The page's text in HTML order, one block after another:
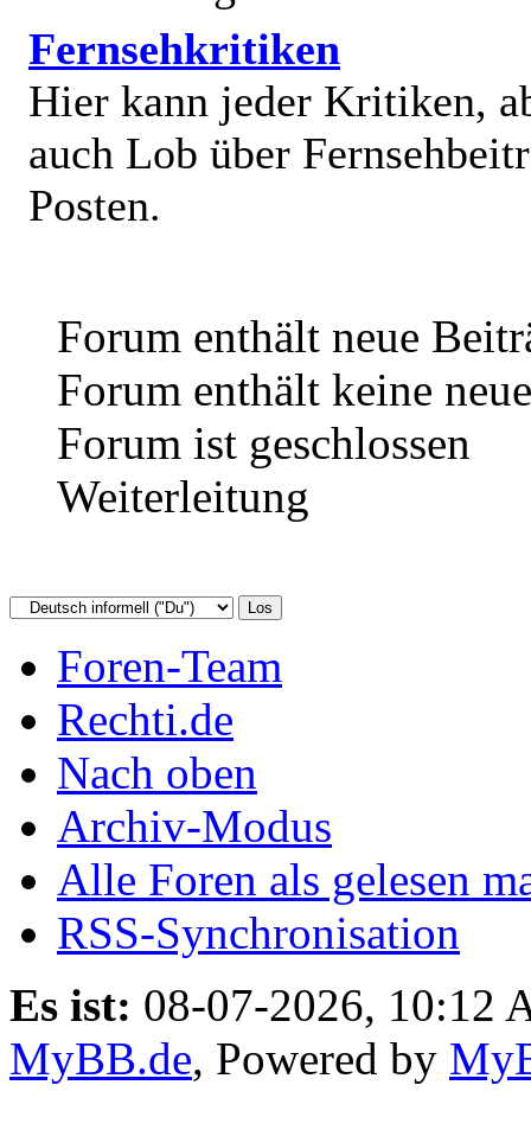
Fernsehkritiken
Hier kann jeder Kritiken,
auch Lob über
Posten.
Forum enthält neue
Forum enthält keine
Forum ist geschlossen
Weiterleitung
Foren-Team
Rechti.de
Nach oben
Archiv-Modus
Alle Foren als gelesen
RSS-Synchronisation
Es ist: 08-07-2026, 10:12
MyBB.de, Powered by